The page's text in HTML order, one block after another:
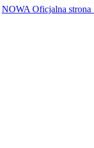
NOWA Oficjalna